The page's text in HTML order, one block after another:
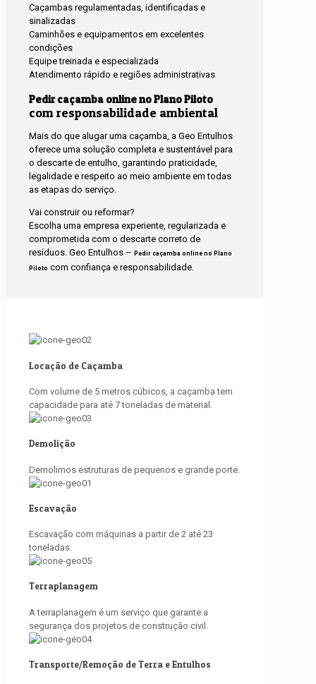
Caçambas regulamentadas, identificadas e
sinalizadas
Caminhões e equipamentos em excelentes
condições
Equipe treinada e especializada
Atendimento rápido e regiões administrativas
Pedir caçamba online no Plano Piloto
com responsabilidade ambiental
Mais do que alugar uma caçamba, a Geo Entulhos
oferece uma solução completa e sustentável para
o descarte de entulho, garantindo praticidade,
legalidade e respeito ao meio ambiente em todas
as etapas do serviço.
Vai construir ou reformar?
Escolha uma empresa experiente, regularizada e
comprometida com o descarte correto de
resíduos. Geo Entulhos – Pedir caçamba online no Plano
Piloto com confiança e responsabilidade.
Locação de Caçamba
Com volume de 5 metros cúbicos, a caçamba tem
capacidade para até 7 toneladas de material.
Demolição
Demolimos estruturas de pequenos e grande porte.
Escavação
Escavação com máquinas a partir de 2 até 23
toneladas.
Terraplanagem
A terraplanagem é um serviço que garante a
segurança dos projetos de construção civil.
Transporte/Remoção de Terra e Entulhos